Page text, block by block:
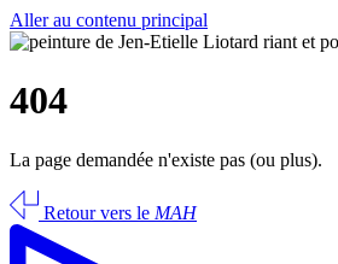
Aller au contenu principal
404
La page demandée n'existe pas (ou plus).
Retour vers le MAH